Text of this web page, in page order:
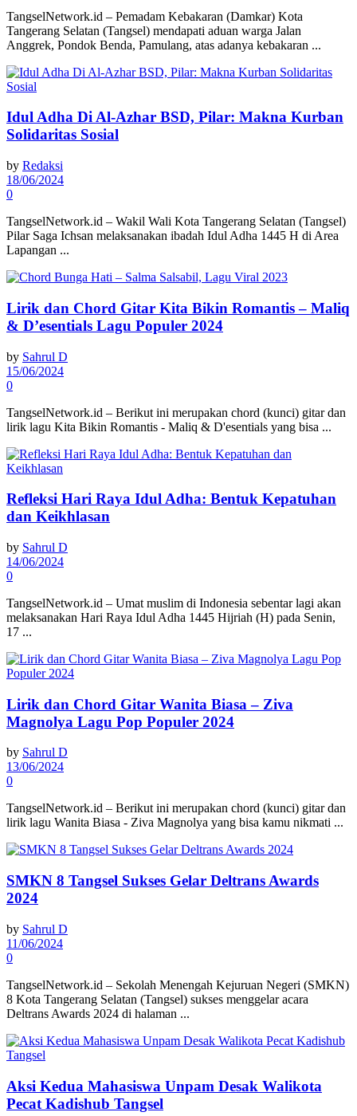
TangselNetwork.id – Pemadam Kebakaran (Damkar) Kota
Tangerang Selatan (Tangsel) mendapati aduan warga Jalan
Anggrek, Pondok Benda, Pamulang, atas adanya kebakaran ...
Idul Adha Di Al-Azhar BSD, Pilar: Makna Kurban
Solidaritas Sosial
by Redaksi
18/06/2024
0
TangselNetwork.id – Wakil Wali Kota Tangerang Selatan (Tangsel)
Pilar Saga Ichsan melaksanakan ibadah Idul Adha 1445 H di Area
Lapangan ...
Lirik dan Chord Gitar Kita Bikin Romantis – Maliq
& D’esentials Lagu Populer 2024
by Sahrul D
15/06/2024
0
TangselNetwork.id – Berikut ini merupakan chord (kunci) gitar dan
lirik lagu Kita Bikin Romantis - Maliq & D'esentials yang bisa ...
Refleksi Hari Raya Idul Adha: Bentuk Kepatuhan
dan Keikhlasan
by Sahrul D
14/06/2024
0
TangselNetwork.id – Umat muslim di Indonesia sebentar lagi akan
melaksanakan Hari Raya Idul Adha 1445 Hijriah (H) pada Senin,
17 ...
Lirik dan Chord Gitar Wanita Biasa – Ziva
Magnolya Lagu Pop Populer 2024
by Sahrul D
13/06/2024
0
TangselNetwork.id – Berikut ini merupakan chord (kunci) gitar dan
lirik lagu Wanita Biasa - Ziva Magnolya yang bisa kamu nikmati ...
SMKN 8 Tangsel Sukses Gelar Deltrans Awards
2024
by Sahrul D
11/06/2024
0
TangselNetwork.id – Sekolah Menengah Kejuruan Negeri (SMKN)
8 Kota Tangerang Selatan (Tangsel) sukses menggelar acara
Deltrans Awards 2024 di halaman ...
Aksi Kedua Mahasiswa Unpam Desak Walikota
Pecat Kadishub Tangsel